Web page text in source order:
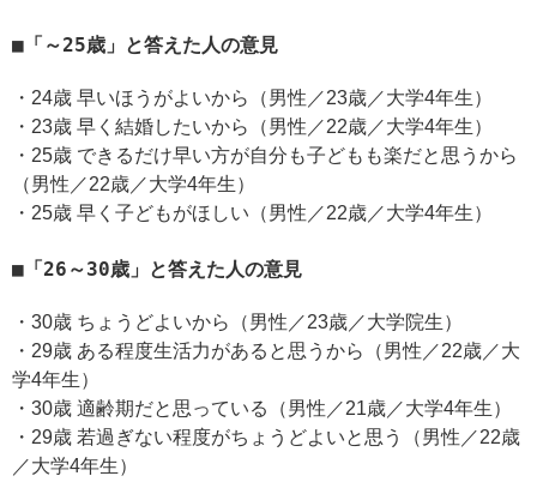
「～25歳」と答えた人の意見
・24歳 早いほうがよいから（男性／23歳／大学4年生）
・23歳 早く結婚したいから（男性／22歳／大学4年生）
・25歳 できるだけ早い方が自分も子どもも楽だと思うから
（男性／22歳／大学4年生）
・25歳 早く子どもがほしい（男性／22歳／大学4年生）
「26～30歳」と答えた人の意見
・30歳 ちょうどよいから（男性／23歳／大学院生）
・29歳 ある程度生活力があると思うから（男性／22歳／大
学4年生）
・30歳 適齢期だと思っている（男性／21歳／大学4年生）
・29歳 若過ぎない程度がちょうどよいと思う（男性／22歳
／大学4年生）